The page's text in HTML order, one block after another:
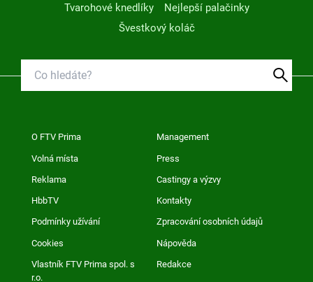
Tvarohové knedlíky
Nejlepší palačinky
Švestkový koláč
O FTV Prima Management
Volná místa Press
Reklama Castingy a výzvy
HbbTV Kontakty
Podmínky užívání Zpracování osobních údajů
Cookies Nápověda
Vlastník FTV Prima spol. s
r.o.
Redakce